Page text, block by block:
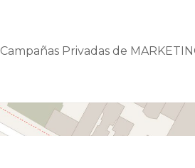
Campañas Privadas de